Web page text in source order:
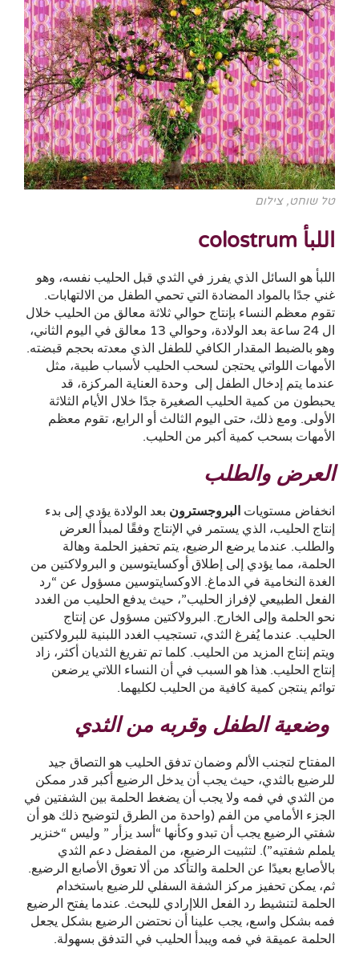
טל שוחט, צילום
اللبأ colostrum
اللبأ هو السائل الذي يفرز في الثدي قبل الحليب نفسه، وهو
غني جدًا بالمواد المضادة التي تحمي الطفل من الالتهابات.
تقوم معظم النساء بإنتاج حوالي ثلاثة معالق من الحليب خلال
ال 24 ساعة بعد الولادة، وحوالي 13 معالق في اليوم الثاني،
وهو بالضبط المقدار الكافي للطفل الذي معدته بحجم قبضته.
الأمهات اللواتي يحتجن لسحب الحليب لأسباب طبية، مثل
عندما يتم إدخال الطفل إلى وحدة العناية المركزة، قد
يحبطون من كمية الحليب الصغيرة جدًا خلال الأيام الثلاثة
الأولى. ومع ذلك، حتى اليوم الثالث أو الرابع، تقوم معظم
الأمهات بسحب كمية أكبر من الحليب.
العرض والطلب
انخفاض مستويات البروجسترون بعد الولادة يؤدي إلى بدء
إنتاج الحليب، الذي يستمر في الإنتاج وفقًا لمبدأ العرض
والطلب. عندما يرضع الرضيع، يتم تحفيز الحلمة وهالة
الحلمة، مما يؤدي إلى إطلاق أوكسايتوسين و البرولاكتين من
الغدة النخامية في الدماغ. الاوكسايتوسين مسؤول عن “رد
الفعل الطبيعي لإفراز الحليب”، حيث يدفع الحليب من الغدد
نحو الحلمة وإلى الخارج. البرولاكتين مسؤول عن إنتاج
الحليب. عندما يُفرغ الثدي، تستجيب الغدد اللبنية للبرولاكتين
ويتم إنتاج المزيد من الحليب. كلما تم تفريغ الثديان أكثر، زاد
إنتاج الحليب. هذا هو السبب في أن النساء اللاتي يرضعن
توائم ينتجن كمية كافية من الحليب لكليهما.
وضعية الطفل وقربه من الثدي
المفتاح لتجنب الألم وضمان تدفق الحليب هو التصاق جيد
للرضيع بالثدي، حيث يجب أن يدخل الرضيع أكبر قدر ممكن
من الثدي في فمه ولا يجب أن يضغط الحلمة بين الشفتين في
الجزء الأمامي من الفم (واحدة من الطرق لتوضيح ذلك هو أن
شفتي الرضيع يجب أن تبدو وكأنها “أسد يزأر ” وليس “خنزير
يلملم شفتيه”). لتثبيت الرضيع، من المفضل دعم الثدي
بالأصابع بعيدًا عن الحلمة والتأكد من ألا تعوق الأصابع الرضيع.
ثم، يمكن تحفيز مركز الشفة السفلي للرضيع باستخدام
الحلمة لتنشيط رد الفعل اللاإرادي للبحث. عندما يفتح الرضيع
فمه بشكل واسع، يجب علينا أن نحتضن الرضيع بشكل يجعل
الحلمة عميقة في فمه ويبدأ الحليب في التدفق بسهولة.